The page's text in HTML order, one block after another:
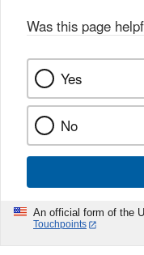
Was this page
Yes
No
An official form of the
Touchpoints